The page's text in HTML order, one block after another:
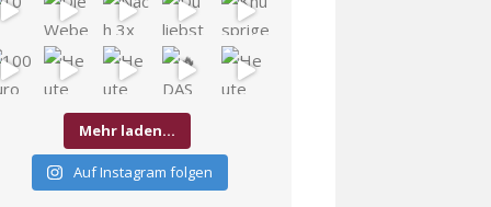
Mehr laden…
Auf Instagram folgen